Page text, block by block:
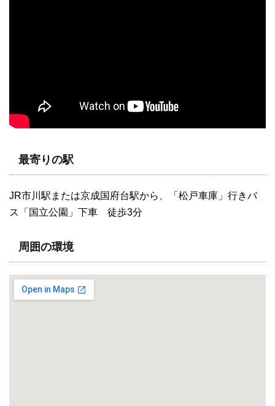
最寄りの駅
JR市川駅または京成国府台駅から、「松戸車庫」行きバ
ス「国立公園」下車 徒歩3分
周囲の環境